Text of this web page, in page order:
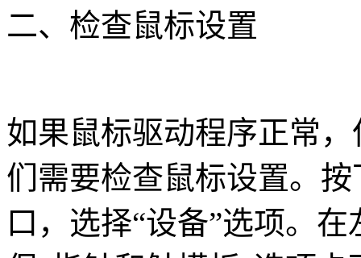
二、检查鼠标设置
如果鼠标驱动程序正常
们需要检查鼠标设置。
口，选择“设备”选项。